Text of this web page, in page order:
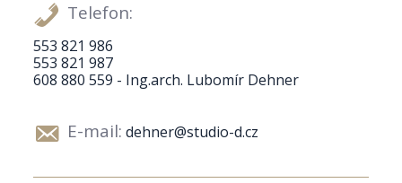
Telefon:
553 821 986
553 821 987
608 880 559 - Ing.arch. Lubomír Dehner
E-mail: dehner@studio-d.cz